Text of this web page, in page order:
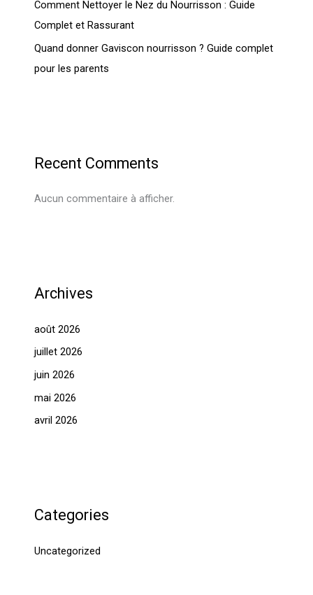
Comment Nettoyer le Nez du Nourrisson : Guide
Complet et Rassurant
Quand donner Gaviscon nourrisson ? Guide complet
pour les parents
Recent Comments
Aucun commentaire à afficher.
Archives
août 2026
juillet 2026
juin 2026
mai 2026
avril 2026
Categories
Uncategorized